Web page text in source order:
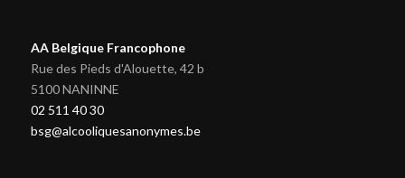
AA Belgique Francophone
Rue des Pieds d'Alouette, 42 b
5100 NANINNE
02 511 40 30
bsg@alcooliquesanonymes.be